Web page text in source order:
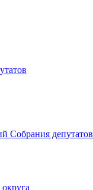
Собрания депутатов